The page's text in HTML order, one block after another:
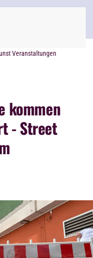
Veranstaltungen
kommen
- Street